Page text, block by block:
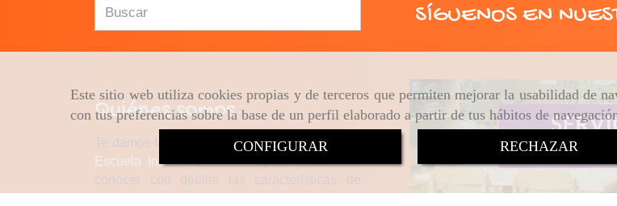
Este sitio web utiliza cookies propias y de terceros que permiten mejorar la usabilidad de
con tus preferencias sobre la base de un perfil elaborado a partir de tus hábitos de
CONFIGURAR
RECHAZAR
SÍGUENOS EN
Quiénes somos
Te damos la bienvenida a la página web de la
Escuela Infantil Pasacalles
conocer con detalle las características de
nuestraescuela infantil en Algete.